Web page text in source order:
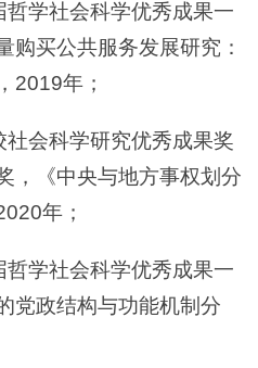
学社会科学优秀成果一
购买公共服务发展研究：
2019年；
会科学研究优秀成果奖
，《中央与地方事权划分
年；
学社会科学优秀成果一
党政结构与功能机制分